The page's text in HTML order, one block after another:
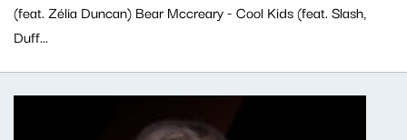
(feat. Zélia Duncan) Bear Mccreary - Cool Kids (feat. Slash,
Duff...